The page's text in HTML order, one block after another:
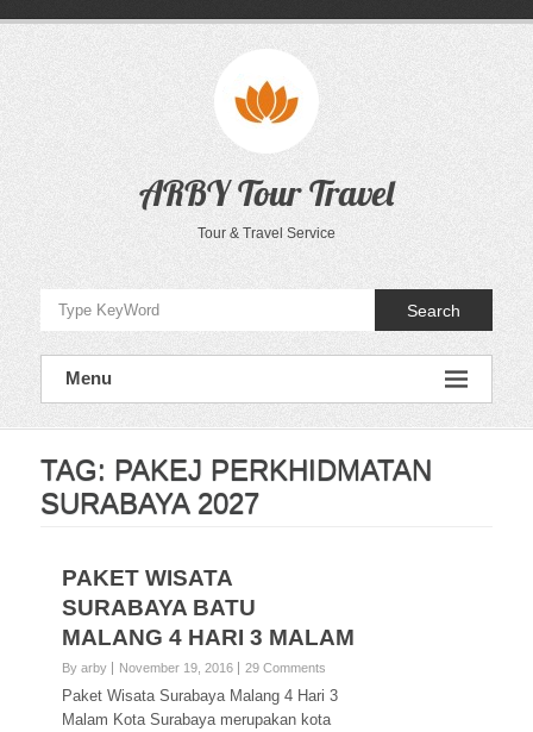
ARBY Tour Travel
Tour & Travel Service
Search
Menu
TAG: PAKEJ PERKHIDMATAN
SURABAYA 2027
PAKET WISATA
SURABAYA BATU
MALANG 4 HARI 3 MALAM
By arby November 19, 2016 29 Comments
Paket Wisata Surabaya Malang 4 Hari 3
Malam Kota Surabaya merupakan kota